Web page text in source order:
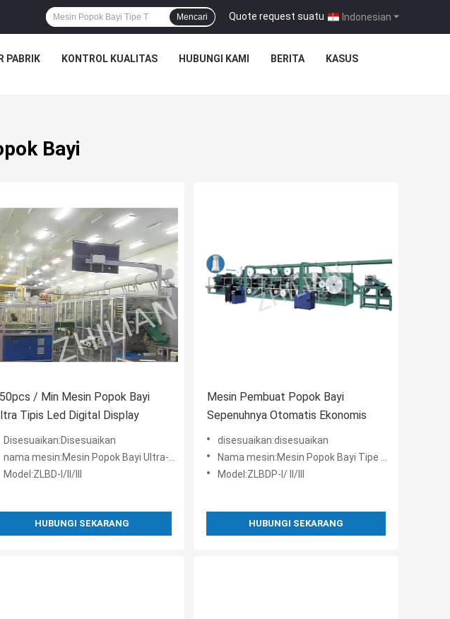
Indonesian
Quote request suatu |
Mencari
PABRIK KONTROL KUALITAS HUBUNGI KAMI BERITA KASUS
Bayi
/ Min Mesin Popok Bayi
Tipis Led Digital Display
Disesuaikan:Disesuaikan
nama mesin:Mesin Popok Bayi Ultra-tipis yang mudah dipindahkan
Model:ZLBD-I/II/III
HUBUNGI SEKARANG
Mesin Pembuat Popok Bayi
Sepenuhnya Otomatis Ekonomis
disesuaikan:disesuaikan
Nama mesin:Mesin Popok Bayi Tipe Ekonomis
Model:ZLBDP-I/ II/III
HUBUNGI SEKARANG